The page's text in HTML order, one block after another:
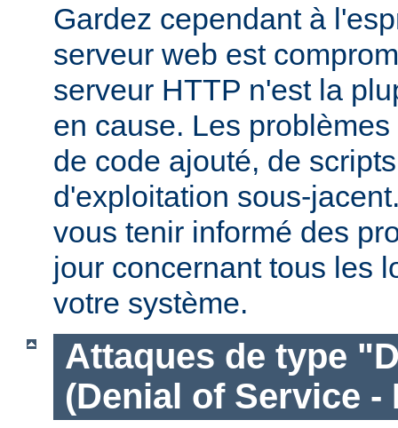
Gardez cependant à
serveur web est
serveur HTTP n'est la
en cause. Les
de code ajouté, de
d'exploitation sous-
vous tenir informé des
jour concernant tous les
votre système.
Attaques de type
(Denial of Service -